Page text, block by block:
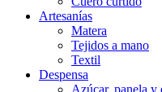
Artesanías
Matera
Tejidos a mano
Textil
Despensa